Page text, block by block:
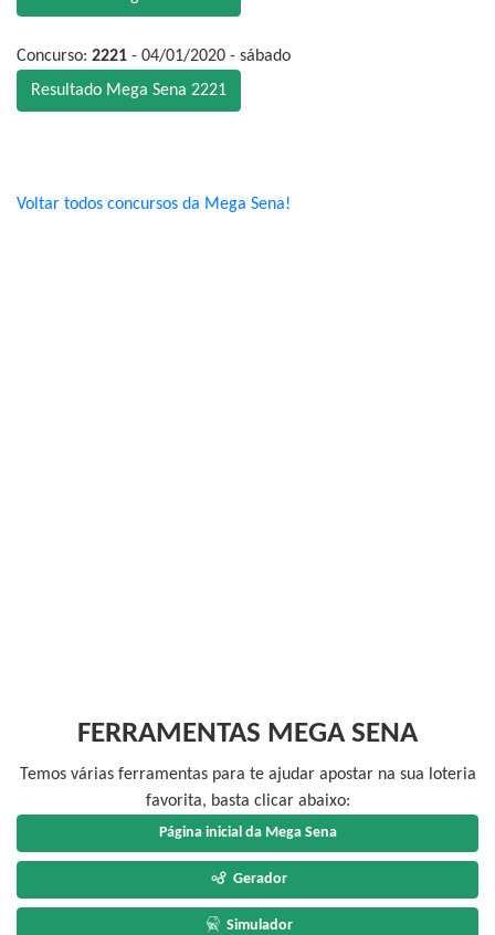
Concurso: 2221 - 04/01/2020 - sábado
Resultado Mega Sena 2221
Voltar todos concursos da Mega Sena!
FERRAMENTAS MEGA SENA
Temos várias ferramentas para te ajudar apostar na sua loteria
favorita, basta clicar abaixo:
Página inicial da Mega Sena
Gerador
Simulador